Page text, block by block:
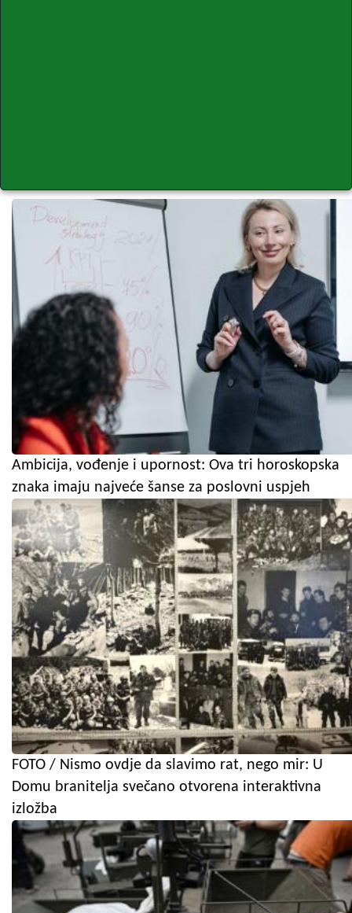
Ambicija, vođenje i upornost: Ova tri horoskopska
znaka imaju najveće šanse za poslovni uspjeh
FOTO / Nismo ovdje da slavimo rat, nego mir: U
Domu branitelja svečano otvorena interaktivna
izložba